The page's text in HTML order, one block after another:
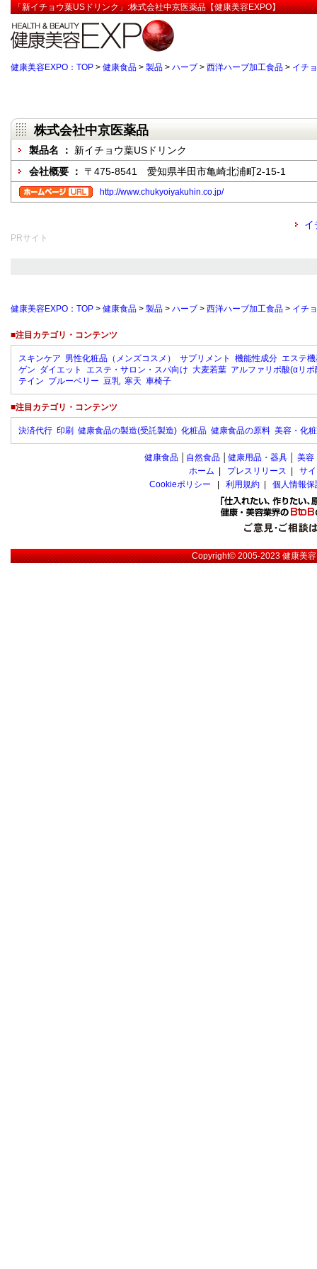
「新イチョウ葉USドリンク」:株式会社中京医薬品【健康美容EXPO】
健康美容EXPO：TOP > 健康食品 > 製品 > ハーブ > 西洋ハーブ加工食品 > イチ
株式会社中京医薬品
製品名 ： 新イチョウ葉USドリンク
会社概要 ： 〒475-8541 愛知県半田市亀崎北浦町2-15-1
http://www.chukyoiyakuhin.co.jp/
イ
PRサイト
健康美容EXPO：TOP > 健康食品 > 製品 > ハーブ > 西洋ハーブ加工食品 > イチ
■注目カテゴリ・コンテンツ
スキンケア 男性化粧品（メンズコスメ） サプリメント 機能性成分 エステ
ゲン ダイエット エステ・サロン・スパ向け 大麦若葉 アルファリポ酸(αリポ
テイン ブルーベリー 豆乳 寒天 車椅子
■注目カテゴリ・コンテンツ
決済代行 印刷 健康食品の製造(受託製造) 化粧品 健康食品の原料 美容・化
健康食品 自然食品 健康用品・器具 美容
ホーム
プレスリリース
サ
Cookieポリシー
利用規約 個人情報
Copyright© 2005-2023健康美